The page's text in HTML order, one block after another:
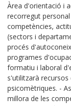
Àrea d'orientació i
recorregut
competències,
(sectors i
procés
programes
formatiu i laboral
s'utilitzarà
psicomètriques. -
millora de les